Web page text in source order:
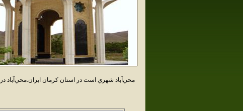
محي‌آباد شهري است در استان کرمان ايران.محي‌آباد